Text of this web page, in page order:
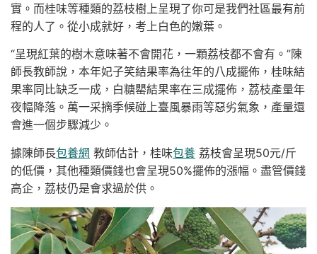
實。而桂味等種類的荔枝樹上呈現了你可是我們社區最有前
程的人了。從小成就好，考上白色的嫩葉。
“呈現紅葉的樹木意味著不會開花，一顆荔枝都不會有。”陳
師長教師說，本年妃子笑結果率為往年的八成擺佈，桂味結
果率同比缺乏一成，白糖罌結果率在三成擺佈，荔枝產量年
夜幅降落。萬一采摘季候碰上臺風暴雨等惡劣氣象，產量還
會進一個步驟減少。
據陳師長包養網 教師估計，桂味包養 荔枝會呈現50元/斤
的低價，其他種類價錢也會呈現50%擺佈的漲幅。盡管價錢
高企，荔枝仍是會求過於供。